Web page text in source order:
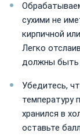
сухими не
кирпичной
Легко
должны быть
Убедитесь,
температуру
хранился в
оставьте